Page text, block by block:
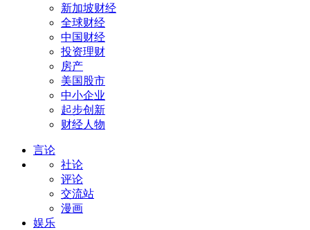
新加坡财经
全球财经
中国财经
投资理财
房产
美国股市
中小企业
起步创新
财经人物
言论
社论
评论
交流站
漫画
娱乐